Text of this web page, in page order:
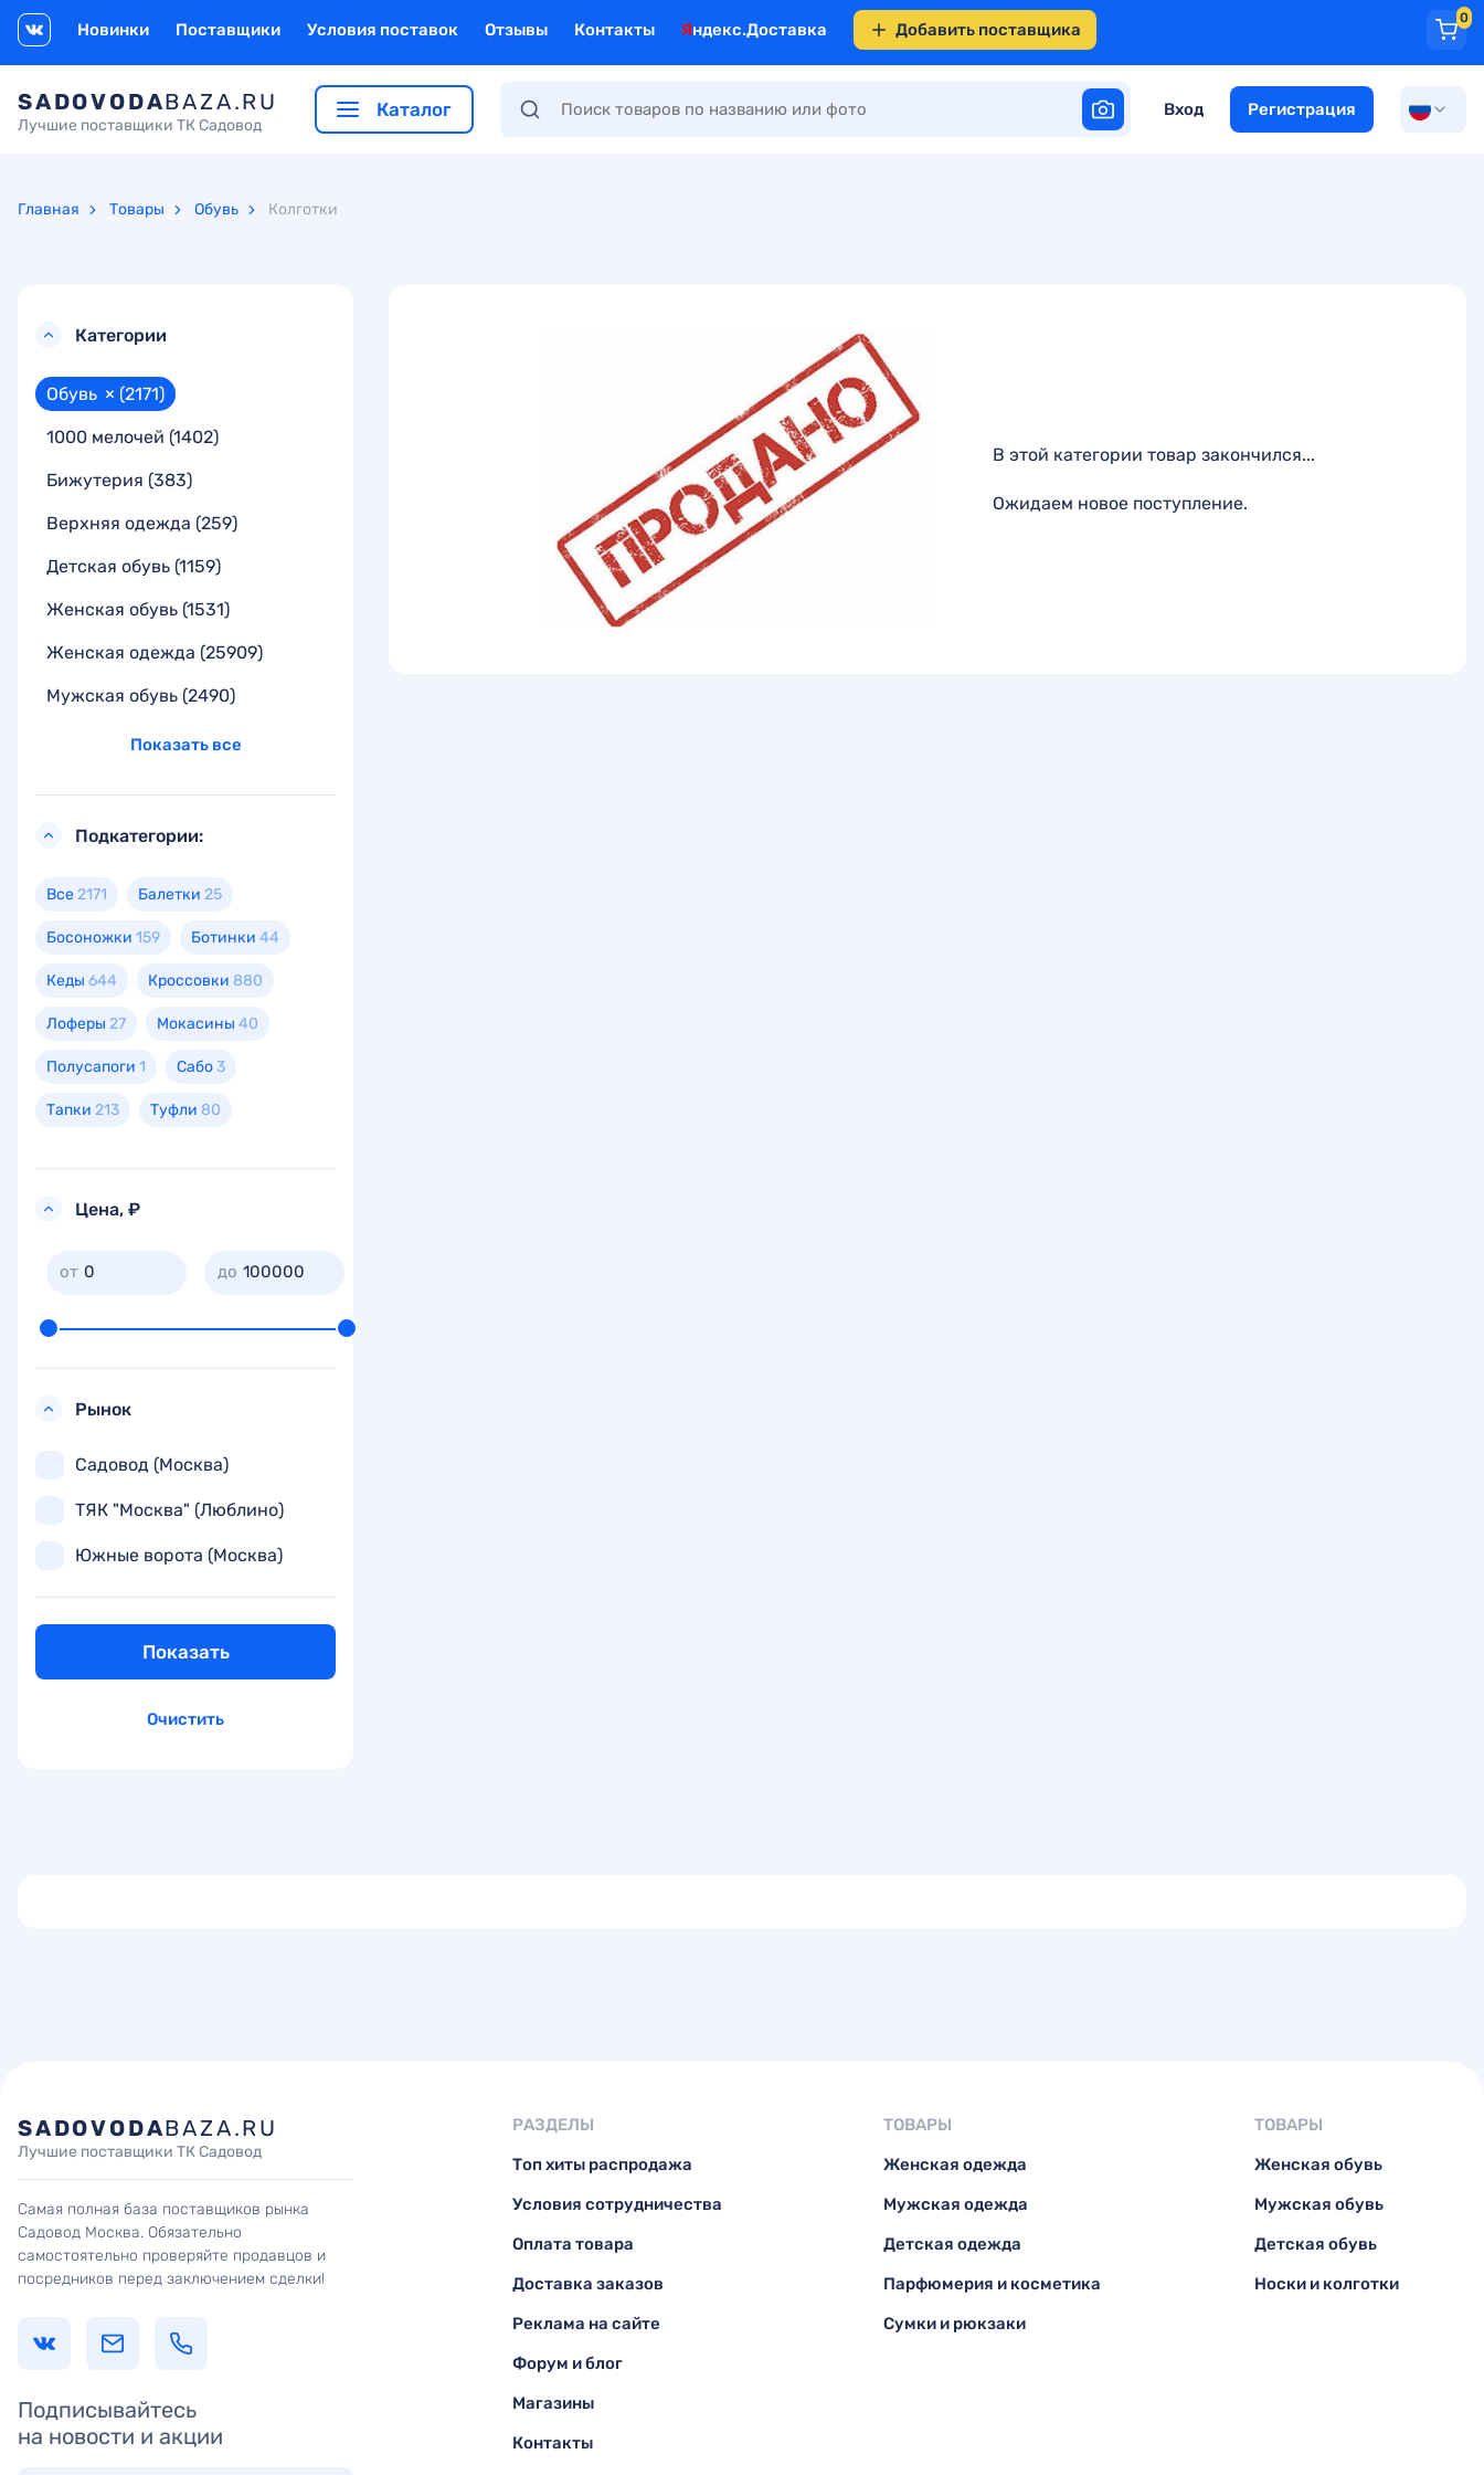
Новинки Поставщики Условия поставок Отзывы Контакты Яндекс.Доставка Добавить поставщика
0
SADOVODABAZA.RU
Лучшие поставщики ТК Садовод
Каталог Вход Регистрация
Главная Товары Обувь Колготки
Категории
Обувь × (2171)
1000 мелочей (1402)
Бижутерия (383)
Верхняя одежда (259)
Детская обувь (1159)
Женская обувь (1531)
Женская одежда (25909)
Мужская обувь (2490)
Показать все
Подкатегории:
Все2171 Балетки 25
Босоножки 159 Ботинки 44
Кеды 644 Кроссовки 880
Лоферы 27 Мокасины 40
Полусапоги 1 Сабо 3
Тапки 213 Туфли 80
Цена, ₽
0 100000
Рынок
Садовод (Москва)
ТЯК "Москва" (Люблино)
Южные ворота (Москва)
Показать
Очистить
В этой категории товар закончился...
Ожидаем новое поступление.
SADOVODABAZA.RU
Лучшие поставщики ТК Садовод
Самая полная база поставщиков рынка
Садовод Москва. Обязательно
самостоятельно проверяйте продавцов и
посредников перед заключением сделки!
Подписывайтесь
на новости и акции
РАЗДЕЛЫ
Топ хиты распродажа
Условия сотрудничества
Оплата товара
Доставка заказов
Реклама на сайте
Форум и блог
Магазины
Контакты
ТОВАРЫ
Женская одежда
Мужская одежда
Детская одежда
Парфюмерия и косметика
Сумки и рюкзаки
ТОВАРЫ
Женская обувь
Мужская обувь
Детская обувь
Носки и колготки